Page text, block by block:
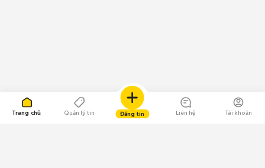
Trang chủ Quản lý tin Đăng tin Liên hệ Tài khoản